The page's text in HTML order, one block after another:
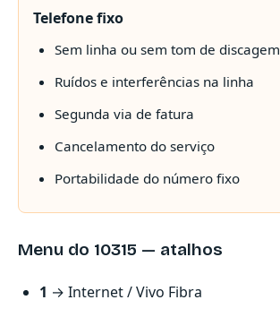
Telefone fixo
Sem linha ou sem tom de discagem
Ruídos e interferências na linha
Segunda via de fatura
Cancelamento do serviço
Portabilidade do número fixo
Menu do 10315 — atalhos
1 → Internet / Vivo Fibra